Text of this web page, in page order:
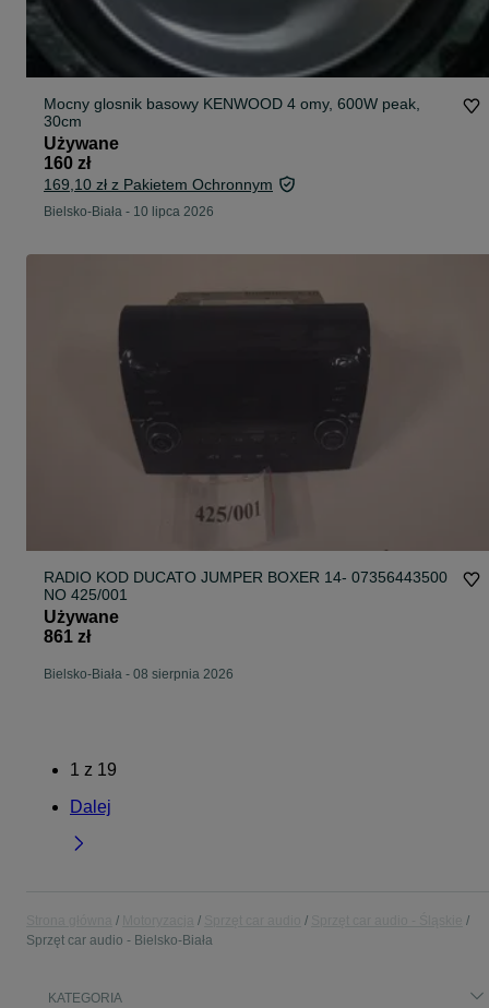
Mocny glosnik basowy KENWOOD 4 omy, 600W peak,
30cm
Używane
160 zł
169,10 zł z Pakietem Ochronnym
Bielsko-Biała - 10 lipca 2026
RADIO KOD DUCATO JUMPER BOXER 14- 07356443500
NO 425/001
Używane
861 zł
Bielsko-Biała - 08 sierpnia 2026
1 z 19
Dalej
Sprzęt car audio - Bielsko-Biała
KATEGORIA